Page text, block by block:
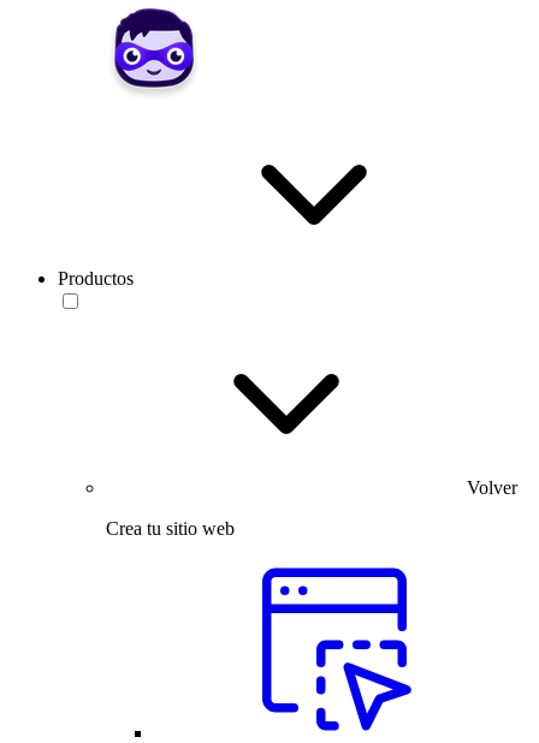
Productos
Volver
Crea tu sitio web